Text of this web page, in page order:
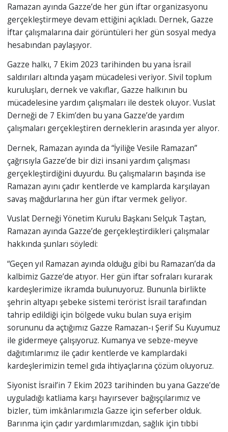
Ramazan ayında Gazze’de her gün iftar organizasyonu
gerçekleştirmeye devam ettiğini açıkladı. Dernek, Gazze
İftar çalışmalarına dair görüntüleri her gün sosyal medya
hesabından paylaşıyor.
Gazze halkı, 7 Ekim 2023 tarihinden bu yana İsrail
saldırıları altında yaşam mücadelesi veriyor. Sivil toplum
kuruluşları, dernek ve vakıflar, Gazze halkının bu
mücadelesine yardım çalışmaları ile destek oluyor. Vuslat
Derneği de 7 Ekim’den bu yana Gazze’de yardım
çalışmaları gerçekleştiren derneklerin arasında yer alıyor.
Dernek, Ramazan ayında da “İyiliğe Vesile Ramazan”
çağrısıyla Gazze’de bir dizi insani yardım çalışması
gerçekleştirdiğini duyurdu. Bu çalışmaların başında ise
Ramazan ayını çadır kentlerde ve kamplarda karşılayan
savaş mağdurlarına her gün iftar vermek geliyor.
Vuslat Derneği Yönetim Kurulu Başkanı Selçuk Taştan,
Ramazan ayında Gazze’de gerçekleştirdikleri çalışmalar
hakkında şunları söyledi:
“Geçen yıl Ramazan ayında olduğu gibi bu Ramazan’da da
kalbimiz Gazze’de atıyor. Her gün iftar sofraları kurarak
kardeşlerimize ikramda bulunuyoruz. Bununla birlikte
şehrin altyapı şebeke sistemi terörist İsrail tarafından
tahrip edildiği için bölgede vuku bulan suya erişim
sorununu da açtığımız Gazze Ramazan-ı Şerif Su Kuyumuz
ile gidermeye çalışıyoruz. Kumanya ve sebze-meyve
dağıtımlarımız ile çadır kentlerde ve kamplardaki
kardeşlerimizin temel gıda ihtiyaçlarına çözüm oluyoruz.
Siyonist İsrail’in 7 Ekim 2023 tarihinden bu yana Gazze’de
uyguladığı katliama karşı hayırsever bağışçılarımız ve
bizler, tüm imkânlarımızla Gazze için seferber olduk.
Barınma için çadır yardımlarımızdan, sağlık için tıbbi